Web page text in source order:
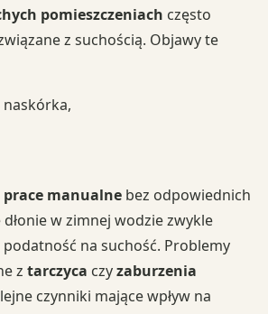
pomieszczeniach często
z suchością. Objawy te
naskórka,
prace manualne bez odpowiednich
w zimnej wodzie zwykle
na suchość. Problemy
z tarczyca czyzaburzenia
czynniki mające wpływ na